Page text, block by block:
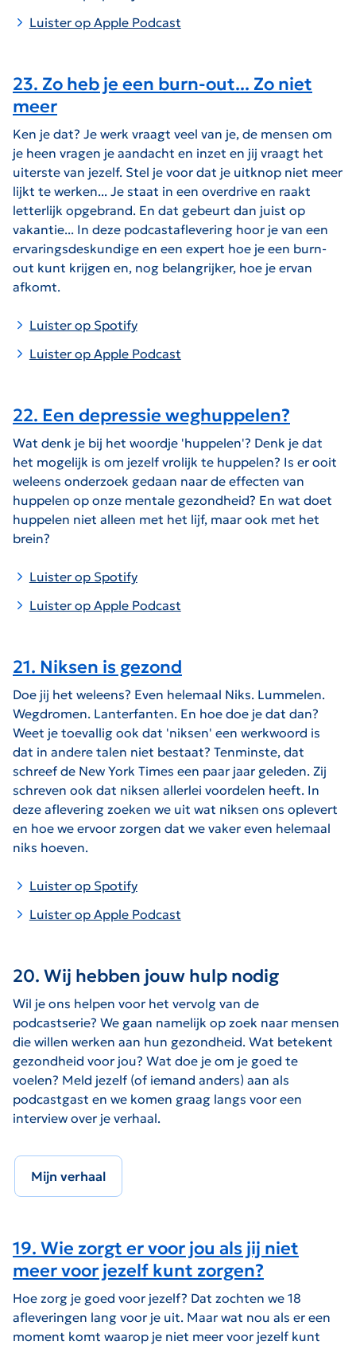
Luister op Apple Podcast
23. Zo heb je een burn-out... Zo niet
meer
Ken je dat? Je werk vraagt veel van je, de mensen om
je heen vragen je aandacht en inzet en jij vraagt het
uiterste van jezelf. Stel je voor dat je uitknop niet meer
lijkt te werken... Je staat in een overdrive en raakt
letterlijk opgebrand. En dat gebeurt dan juist op
vakantie... In deze podcastaflevering hoor je van een
ervaringsdeskundige en een expert hoe je een burn-
out kunt krijgen en, nog belangrijker, hoe je ervan
afkomt.
Luister op Spotify
Luister op Apple Podcast
22. Een depressie weghuppelen?
Wat denk je bij het woordje 'huppelen'? Denk je dat
het mogelijk is om jezelf vrolijk te huppelen? Is er ooit
weleens onderzoek gedaan naar de effecten van
huppelen op onze mentale gezondheid? En wat doet
huppelen niet alleen met het lijf, maar ook met het
brein?
Luister op Spotify
Luister op Apple Podcast
21. Niksen is gezond
Doe jij het weleens? Even helemaal Niks. Lummelen.
Wegdromen. Lanterfanten. En hoe doe je dat dan?
Weet je toevallig ook dat 'niksen' een werkwoord is
dat in andere talen niet bestaat? Tenminste, dat
schreef de New York Times een paar jaar geleden. Zij
schreven ook dat niksen allerlei voordelen heeft. In
deze aflevering zoeken we uit wat niksen ons oplevert
en hoe we ervoor zorgen dat we vaker even helemaal
niks hoeven.
Luister op Spotify
Luister op Apple Podcast
20. Wij hebben jouw hulp nodig
Wil je ons helpen voor het vervolg van de
podcastserie? We gaan namelijk op zoek naar mensen
die willen werken aan hun gezondheid. Wat betekent
gezondheid voor jou? Wat doe je om je goed te
voelen? Meld jezelf (of iemand anders) aan als
podcastgast en we komen graag langs voor een
interview over je verhaal.
Mijn verhaal
19. Wie zorgt er voor jou als jij niet
meer voor jezelf kunt zorgen?
Hoe zorg je goed voor jezelf? Dat zochten we 18
afleveringen lang voor je uit. Maar wat nou als er een
moment komt waarop je niet meer voor jezelf kunt